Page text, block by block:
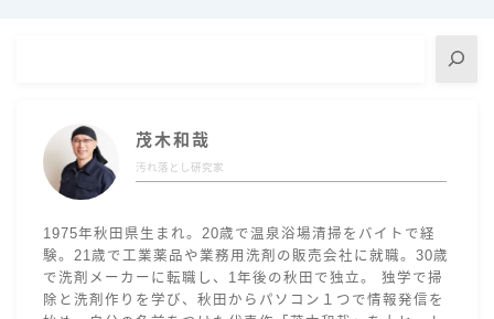
茂木和哉
汚れ落とし研究家
1975年秋田県生まれ。20歳で温泉浴場清掃をバイトで経
験。21歳で工業薬品や業務用洗剤の販売会社に就職。30歳
で洗剤メーカーに転職し、1年後の秋田で独立。 独学で掃
除と洗剤作りを学び、秋田からパソコン１つで情報発信を